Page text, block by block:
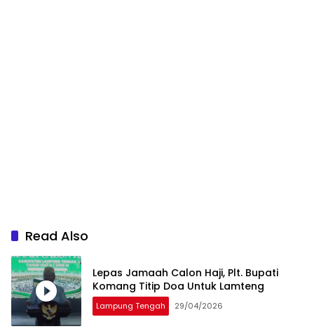
Read Also
Lepas Jamaah Calon Haji, Plt. Bupati
Komang Titip Doa Untuk Lamteng
Lampung Tengah 29/04/2026